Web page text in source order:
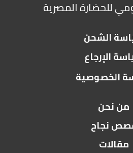
للحضارة المصرية
الشحن
الإرجاع
الخصوصية
من نحن
نجاح
مقالات